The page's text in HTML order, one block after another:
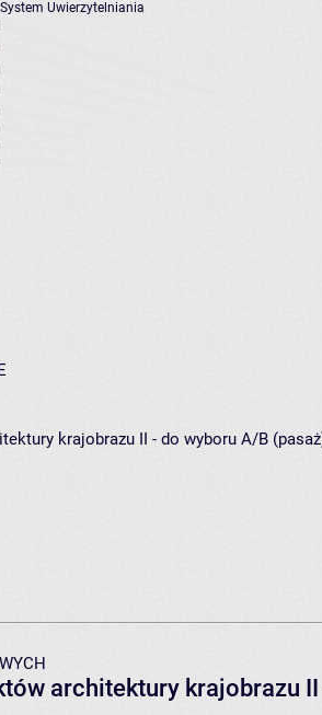
Uwierzytelniania
krajobrazu II - do wyboru A/B
architektury krajobrazu